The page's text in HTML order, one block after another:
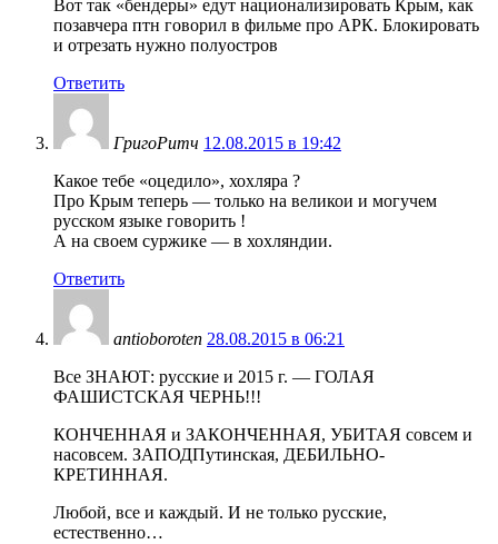
Вот так «бендеры» едут национализировать Крым, как
позавчера птн говорил в фильме про АРК. Блокировать
и отрезать нужно полуостров
Ответить
ГригоРитч 12.08.2015 в 19:42
Какое тебе «оцедило», хохляра ?
Про Крым теперь — только на великои и могучем
русском языке говорить !
А на своем суржике — в хохляндии.
Ответить
antioboroten 28.08.2015 в 06:21
Все ЗНАЮТ: русские и 2015 г. — ГОЛАЯ
ФАШИСТСКАЯ ЧЕРНЬ!!!
КОНЧЕННАЯ и ЗАКОНЧЕННАЯ, УБИТАЯ совсем и
насовсем. ЗАПОДПутинская, ДЕБИЛЬНО-
КРЕТИННАЯ.
Любой, все и каждый. И не только русские,
естественно…